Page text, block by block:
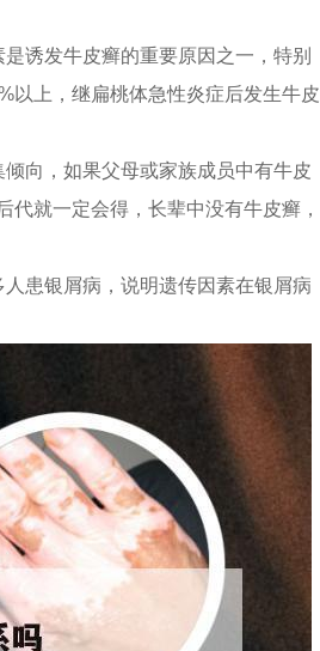
诱发牛皮癣的重要原因之一，特别
以上，继扁桃体急性炎症后发生牛皮
向，如果父母或家族成员中有牛皮
就一定会得，长辈中没有牛皮癣，
患银屑病，说明遗传因素在银屑病